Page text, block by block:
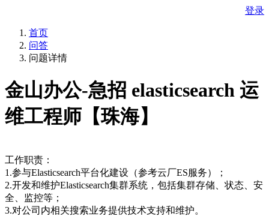
登录
首页
问答
问题详情
金山办公-急招 elasticsearch 运
维工程师【珠海】
工作职责：
1.参与Elasticsearch平台化建设（参考云厂ES服务）；
2.开发和维护Elasticsearch集群系统，包括集群存储、状态、安
全、监控等；
3.对公司内相关搜索业务提供技术支持和维护。